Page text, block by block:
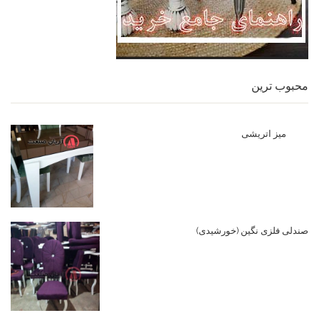
محبوب ترین
میز اتریشی
صندلی فلزی نگین (خورشیدی)